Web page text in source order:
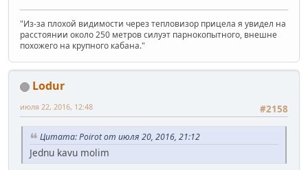
"Из-за плохой видимости через тепловизор прицела я увидел на
расстоянии около 250 метров силуэт парнокопытного, внешне
похожего на крупного кабана."
Lodur
#2158
июля 22, 2016, 12:48
Цитата: Poirot от июля 20, 2016, 21:12
Jednu kavu molim